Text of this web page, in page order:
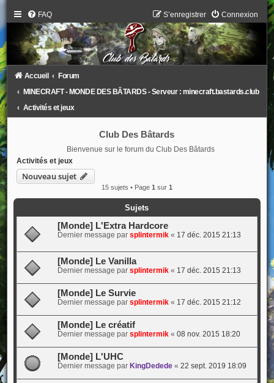
FAQ Connexion
S’enregistrer
Accueil
Forum
MINECRAFT - MONDE DES BÂTARDS - Serveur : minecraft.bastards.club
Activités et jeux
Club Des Bâtards
Bienvenue sur le forum du Club Des Bâtards
Activités et jeux
Nouveau sujet
15 sujets • Page 1 sur 1
Sujets
[Monde] L'Extra Hardcore
Dernier message par splintermik« 17 déc. 2015 21:13
[Monde] Le Vanilla
Dernier message par splintermik« 17 déc. 2015 21:13
[Monde] Le Survie
Dernier message par splintermik« 17 déc. 2015 21:12
[Monde] Le créatif
Dernier message par splintermik« 08 nov. 2015 18:20
[Monde] L'UHC
Dernier message par KingDedede« 22 sept. 2019 18:09